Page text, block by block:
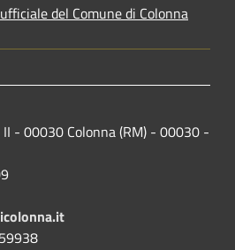
del Comune di Colonna
- 00030 Colonna (RM) - 00030 -